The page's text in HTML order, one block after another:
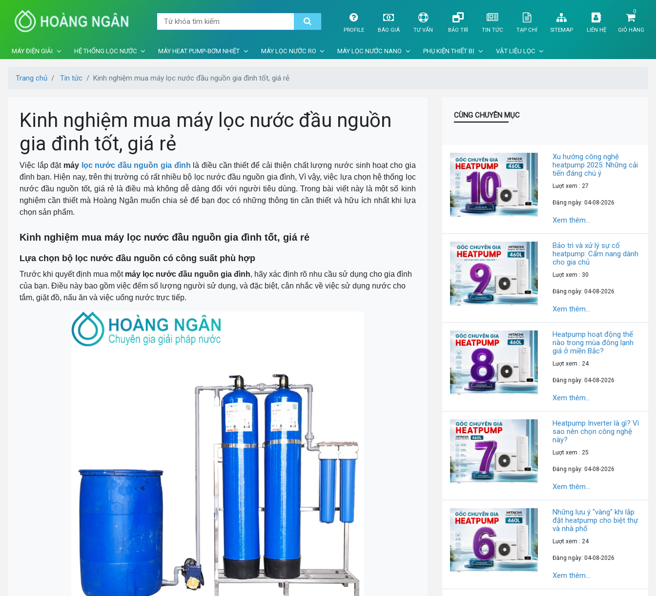
PROFILE BÁO GIÁ TƯ VẤN BẢO TRÌ TIN TỨC TẠP CHÍ SITEMAP LIÊN HỆ
0
GIỎ HÀNG
MÁY ĐIỆN GIẢI HỆ THỐNG LỌC NƯỚC MÁY HEAT PUMP-BƠM NHIỆT MÁY LỌC NƯỚC RO MÁY LỌC NƯỚC NANO PHỤ KIỆN THIẾT BỊ VẬT LIỆU LỌC
Trang chủ Tin tức Kinh nghiệm mua máy lọc nước đầu nguồn gia đình tốt, giá rẻ
Kinh nghiệm mua máy lọc nước đầu nguồn
gia đình tốt, giá rẻ
Việc lắp đặt máy lọc nước đầu nguồn gia đình là điều cần thiết để cải thiện chất lượng nước sinh hoạt cho gia
đình bạn. Hiện nay, trên thị trường có rất nhiều bộ lọc nước đầu nguồn gia đình, Vì vậy, việc lựa chọn hệ thống lọc
nước đầu nguồn tốt, giá rẻ là điều mà không dễ dàng đối với người tiêu dùng. Trong bài viết này là một số kinh
nghiệm cần thiết mà Hoàng Ngân muốn chia sẻ để bạn đọc có những thông tin cần thiết và hữu ích nhất khi lựa
chọn sản phẩm.
Kinh nghiệm mua máy lọc nước đầu nguồn gia đình tốt, giá rẻ
Lựa chọn bộ lọc nước đầu nguồn có công suất phù hợp
Trước khi quyết định mua một máy lọc nước đầu nguồn gia đình, hãy xác định rõ nhu cầu sử dụng cho gia đình
của bạn. Điều này bao gồm việc đếm số lượng người sử dụng, và đặc biệt, cân nhắc về việc sử dụng nước cho
tắm, giặt đồ, nấu ăn và việc uống nước trực tiếp.
CÙNG CHUYÊN MỤC
Xu hướng công nghệ
heatpump 2025: Những cải
tiến đáng chú ý
Lượt xem : 27
Đăng ngày: 04-08-2026
Xem thêm...
Bảo trì và xử lý sự cố
heatpump: Cẩm nang dành
cho gia chủ
Lượt xem : 30
Đăng ngày: 04-08-2026
Xem thêm...
Heatpump hoạt động thế
nào trong mùa đông lạnh
giá ở miền Bắc?
Lượt xem : 24
Đăng ngày: 04-08-2026
Xem thêm...
Heatpump Inverter là gì? Vì
sao nên chọn công nghệ
này?
Lượt xem : 25
Đăng ngày: 04-08-2026
Xem thêm...
Những lưu ý "vàng" khi lắp
đặt heatpump cho biệt thự
và nhà phố
Lượt xem : 24
Đăng ngày: 04-08-2026
Xem thêm...